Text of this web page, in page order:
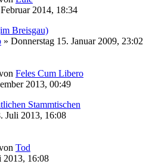
2014, 18:34
Breisgau)
» Donnerstag 15. Januar 2009, 23:02
Feles Cum Libero
2013, 00:49
Stammtischen
Juli 2013, 16:08
Tod
2013, 16:08